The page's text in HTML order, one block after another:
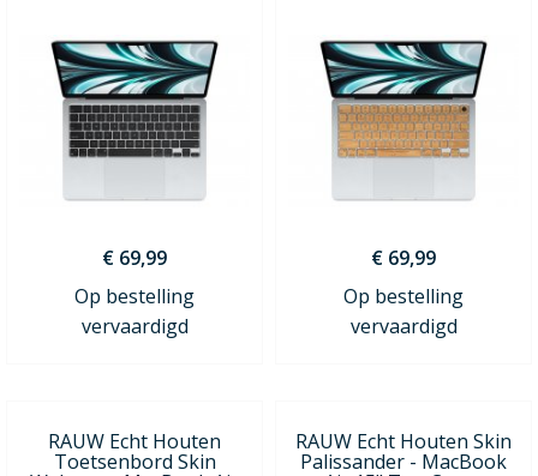
€ 69,99
Op bestelling
vervaardigd
€ 69,99
Op bestelling
vervaardigd
RAUW Echt Houten
Toetsenbord Skin
RAUW Echt Houten Skin
Palissander - MacBook